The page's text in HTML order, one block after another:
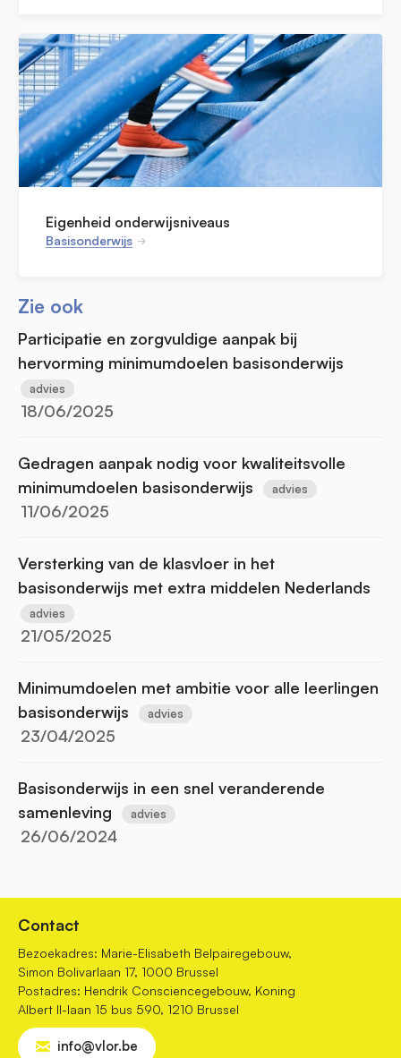
Eigenheid onderwijsniveaus
Basisonderwijs
Zie ook
Participatie en zorgvuldige aanpak bij
hervorming minimumdoelen basisonderwijs
advies
18/06/2025
Gedragen aanpak nodig voor kwaliteitsvolle
minimumdoelen basisonderwijs
advies
11/06/2025
Versterking van de klasvloer in het
basisonderwijs met extra middelen Nederlands
advies
21/05/2025
Minimumdoelen met ambitie voor alle leerlingen
basisonderwijs
advies
23/04/2025
Basisonderwijs in een snel veranderende
samenleving
advies
26/06/2024
Contact
Bezoekadres: Marie-Elisabeth Belpairegebouw,
Simon Bolivarlaan 17, 1000 Brussel
Postadres: Hendrik Consciencegebouw, Koning
Albert II-laan 15 bus 590, 1210 Brussel
info@vlor.be